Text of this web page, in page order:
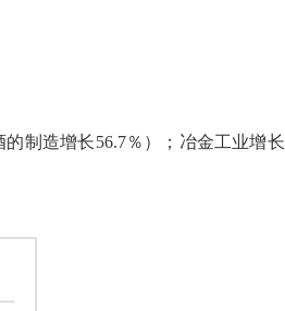
的制造增长56.7％ ） ； 冶金工业增长